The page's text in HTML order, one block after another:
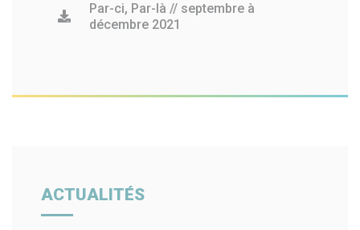
Par-ci, Par-là // septembre à
décembre 2021
ACTUALITÉS